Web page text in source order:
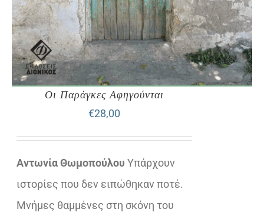
Οι Παράγκες Αφηγούνται
€28,00
Αντωνία Θωμοπούλου Υπάρχουν
ιστορίες που δεν ειπώθηκαν ποτέ.
Μνήμες θαμμένες στη σκόνη του